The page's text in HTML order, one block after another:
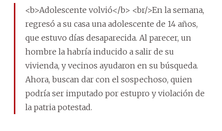
<b>Adolescente volvió</b> <br/>En la semana,
regresó a su casa una adolescente de 14 años,
que estuvo días desaparecida. Al parecer, un
hombre la habría inducido a salir de su
vivienda, y vecinos ayudaron en su búsqueda.
Ahora, buscan dar con el sospechoso, quien
podría ser imputado por estupro y violación de
la patria potestad.